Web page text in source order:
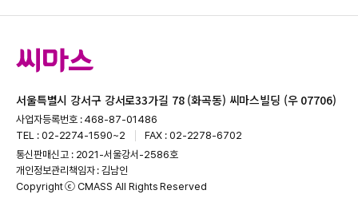
서울특별시 강서구 강서로33가길 78 (화곡동) 씨마스빌딩 (우 07706)
사업자등록번호 : 468-87-01486
TEL : 02-2274-1590~2
FAX : 02-2278-6702
통신판매신고 : 2021-서울강서-2586호
개인정보관리책임자 : 김남인
Copyright ⓒ CMASS All Rights Reserved